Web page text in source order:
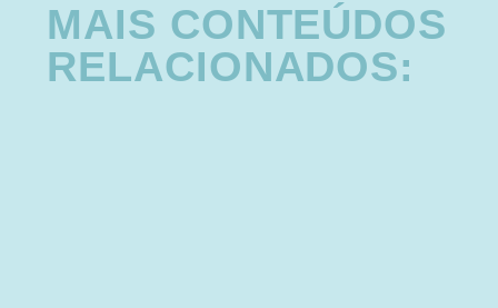
MAIS CONTEÚDOS
RELACIONADOS: